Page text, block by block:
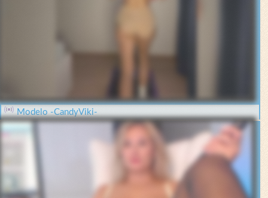
Modelo -CandyViki-